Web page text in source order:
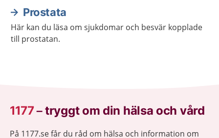
Prostata
Här kan du läsa om sjukdomar och besvär kopplade
till prostatan.
1177–tryggt om din hälsa och vård
På 1177.se får du råd om hälsa och information om